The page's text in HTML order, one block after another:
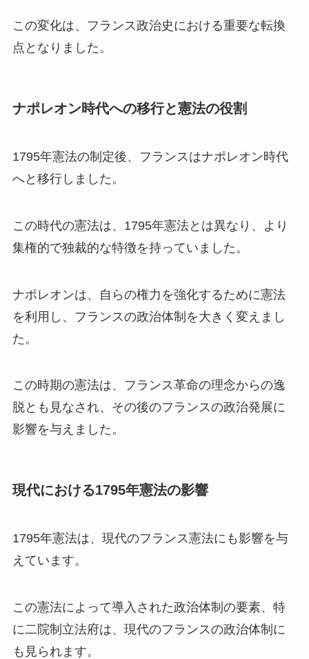
この変化は、フランス政治史における重要な転換
点となりました。
ナポレオン時代への移行と憲法の役割
1795年憲法の制定後、フランスはナポレオン時代
へと移行しました。
この時代の憲法は、1795年憲法とは異なり、より
集権的で独裁的な特徴を持っていました。
ナポレオンは、自らの権力を強化するために憲法
を利用し、フランスの政治体制を大きく変えまし
た。
この時期の憲法は、フランス革命の理念からの逸
脱とも見なされ、その後のフランスの政治発展に
影響を与えました。
現代における1795年憲法の影響
1795年憲法は、現代のフランス憲法にも影響を与
えています。
この憲法によって導入された政治体制の要素、特
に二院制立法府は、現代のフランスの政治体制に
も見られます。